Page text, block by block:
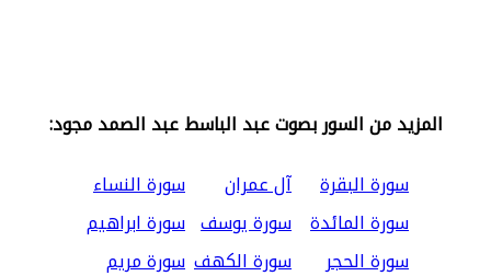
المزيد من السور بصوت عبد الباسط عبد الصمد مجود:
سورة البقرة
آل عمران
سورة النساء
سورة المائدة سورة يوسف سورة ابراهيم
سورة الحجر
سورة الكهف سورة مريم